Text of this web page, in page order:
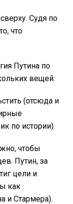
Судя по
что
Путина по
вещей.
(отсюда и
по истории).
чтобы
Путин, за
цели и
как
и Стармера).